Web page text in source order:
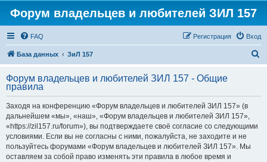
Форум владельцев и любителей ЗИЛ 157
FAQ Вход
Регистрация
База данных ЗиЛ 157
с
Форум владельцев и любителей ЗИЛ 157 - Общие
правила
Заходя на конференцию «Форум владельцев и любителей ЗИЛ 157» (в
дальнейшем «мы», «наш», «Форум владельцев и любителей ЗИЛ 157»,
«https://zil157.ru/forum»), вы подтверждаете своё согласие со следующими
условиями. Если вы не согласны с ними, пожалуйста, не заходите и не
пользуйтесь форумами «Форум владельцев и любителей ЗИЛ 157». Мы
оставляем за собой право изменять эти правила в любое время и